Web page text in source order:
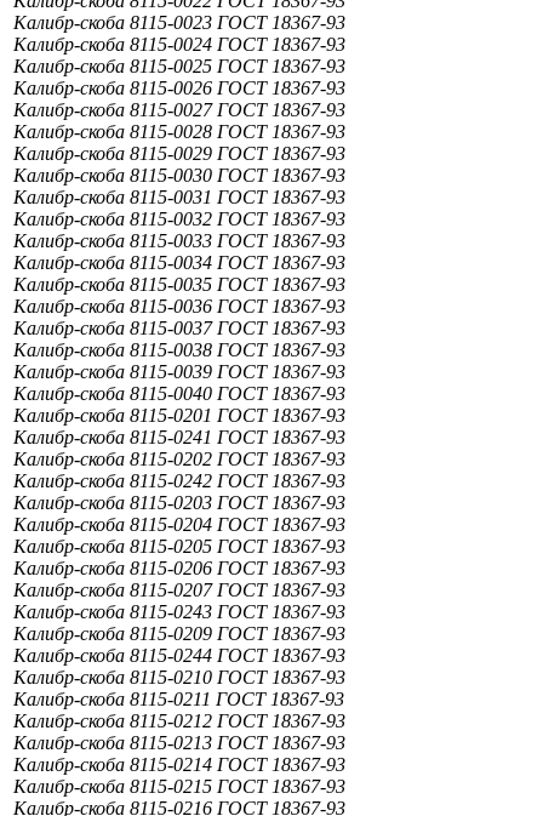
Калибр-скоба 8115-0023 ГОСТ 18367-93
Калибр-скоба 8115-0024 ГОСТ 18367-93
Калибр-скоба 8115-0025 ГОСТ 18367-93
Калибр-скоба 8115-0026 ГОСТ 18367-93
Калибр-скоба 8115-0027 ГОСТ 18367-93
Калибр-скоба 8115-0028 ГОСТ 18367-93
Калибр-скоба 8115-0029 ГОСТ 18367-93
Калибр-скоба 8115-0030 ГОСТ 18367-93
Калибр-скоба 8115-0031 ГОСТ 18367-93
Калибр-скоба 8115-0032 ГОСТ 18367-93
Калибр-скоба 8115-0033 ГОСТ 18367-93
Калибр-скоба 8115-0034 ГОСТ 18367-93
Калибр-скоба 8115-0035 ГОСТ 18367-93
Калибр-скоба 8115-0036 ГОСТ 18367-93
Калибр-скоба 8115-0037 ГОСТ 18367-93
Калибр-скоба 8115-0038 ГОСТ 18367-93
Калибр-скоба 8115-0039 ГОСТ 18367-93
Калибр-скоба 8115-0040 ГОСТ 18367-93
Калибр-скоба 8115-0201 ГОСТ 18367-93
Калибр-скоба 8115-0241 ГОСТ 18367-93
Калибр-скоба 8115-0202 ГОСТ 18367-93
Калибр-скоба 8115-0242 ГОСТ 18367-93
Калибр-скоба 8115-0203 ГОСТ 18367-93
Калибр-скоба 8115-0204 ГОСТ 18367-93
Калибр-скоба 8115-0205 ГОСТ 18367-93
Калибр-скоба 8115-0206 ГОСТ 18367-93
Калибр-скоба 8115-0207 ГОСТ 18367-93
Калибр-скоба 8115-0243 ГОСТ 18367-93
Калибр-скоба 8115-0209 ГОСТ 18367-93
Калибр-скоба 8115-0244 ГОСТ 18367-93
Калибр-скоба 8115-0210 ГОСТ 18367-93
Калибр-скоба 8115-0211 ГОСТ 18367-93
Калибр-скоба 8115-0212 ГОСТ 18367-93
Калибр-скоба 8115-0213 ГОСТ 18367-93
Калибр-скоба 8115-0214 ГОСТ 18367-93
Калибр-скоба 8115-0215 ГОСТ 18367-93
Калибр-скоба 8115-0216 ГОСТ 18367-93